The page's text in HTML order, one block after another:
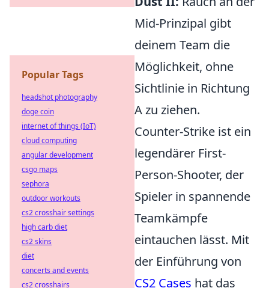
Mid-Prinzipal gibt
deinem Team die
Möglichkeit, ohne
Sichtlinie in Richtung
A zu ziehen.
Counter-Strike ist ein
legendärer First-
Person-Shooter, der
Spieler in spannende
Teamkämpfe
eintauchen lässt. Mit
der Einführung von
CS2 Cases hat das
Popular Tags
headshot photography
doge coin
internet of things (IoT)
cloud computing
angular development
csgo maps
sephora
outdoor workouts
cs2 crosshair settings
high carb diet
cs2 skins
diet
concerts and events
cs2 crosshairs